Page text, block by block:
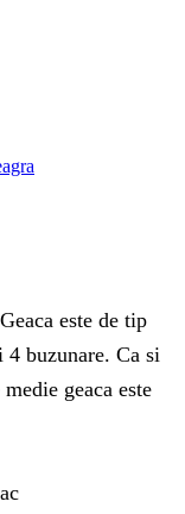
este de tip
buzunare. Ca si
geaca este